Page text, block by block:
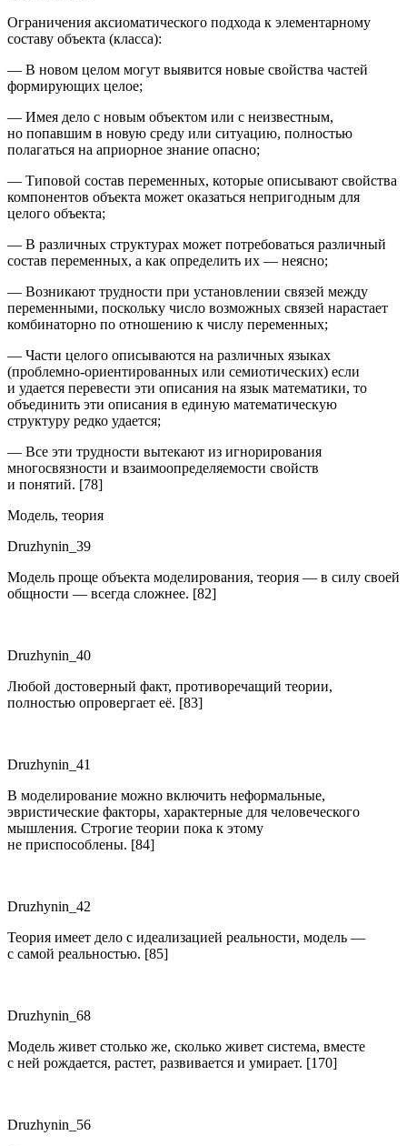
Ограничения аксиоматического подхода к элементарному
составу объекта (класса):
— В новом целом могут выявится новые свойства частей
формирующих целое;
— Имея дело с новым объектом или с неизвестным,
но попавшим в новую среду или ситуацию, полностью
полагаться на априорное знание опасно;
— Типовой состав переменных, которые описывают свойства
компонентов объекта может оказаться непригодным для
целого объекта;
— В различных структурах может потребоваться различный
состав переменных, а как определить их — неясно;
— Возникают трудности при установлении связей между
переменными, поскольку число возможных связей нарастает
комбинаторно по отношению к числу переменных;
— Части целого описываются на различных языках
(проблемно-ориентированных или семиотических) если
и удается перевести эти описания на язык математики, то
объединить эти описания в единую математическую
структуру редко удается;
— Все эти трудности вытекают из игнорирования
многосвязности и взаимоопределяемости свойств
и понятий. [78]
Модель, теория
Druzhynin_39
Модель проще объекта моделирования, теория — в силу своей
общности — всегда сложнее. [82]
Druzhynin_40
Любой достоверный факт, противоречащий теории,
полностью опровергает её. [83]
Druzhynin_41
В моделирование можно включить неформальные,
эвристические факторы, характерные для человеческого
мышления. Строгие теории пока к этому
не приспособлены. [84]
Druzhynin_42
Теория имеет дело с идеализацией реальности, модель —
с самой реальностью. [85]
Druzhynin_68
Модель живет столько же, сколько живет система, вместе
с ней рождается, растет, развивается и умирает. [170]
Druzhynin_56